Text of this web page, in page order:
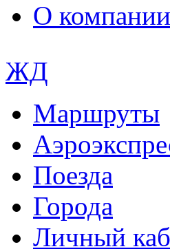
О компании
ЖД
Маршруты
Поезда
Города
Личный